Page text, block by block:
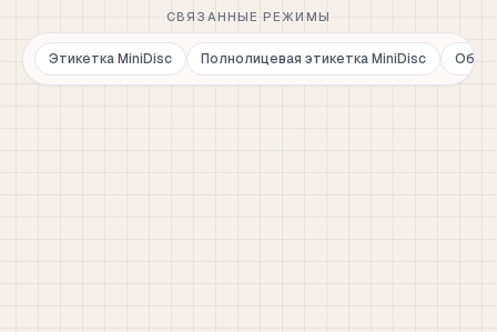
СВЯЗАННЫЕ РЕЖИМЫ
Этикетка MiniDisc Полнолицевая этикетка MiniDisc